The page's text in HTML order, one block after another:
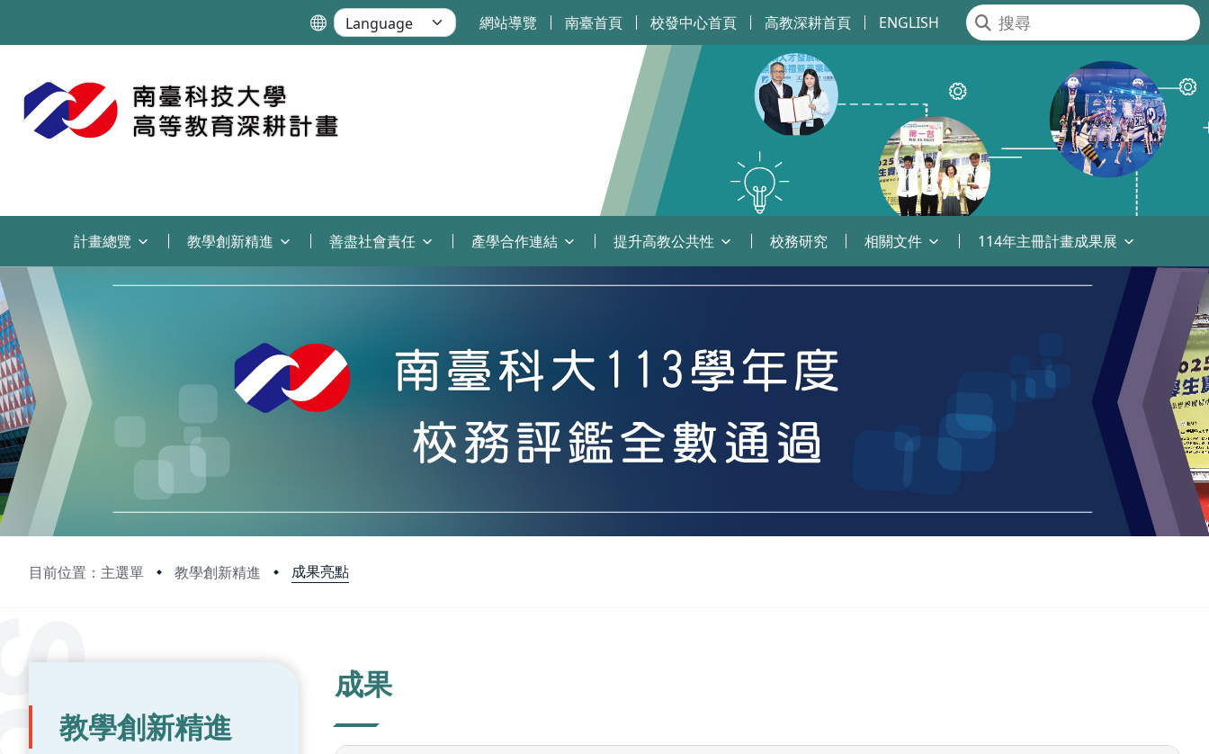
網站導覽 南臺首頁 校發中心首頁 高教深耕首頁 ENGLISH
計畫總覽 教學創新精進 善盡社會責任 產學合作連結 提升高教公共性 校務研究 相關文件 114年主冊計畫成果展
目前位置：主選單 教學創新精進 成果亮點
:::
教學創新精進
成果